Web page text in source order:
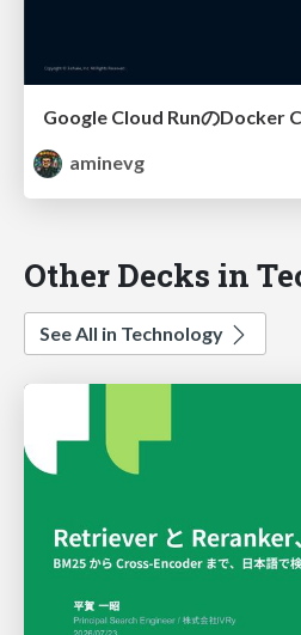
Google Cloud RunのDocker
aminevg
Other Decks in
See All in Technology